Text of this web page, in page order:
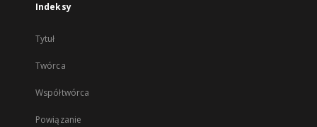
Indeksy
Tytuł
Twórca
Współtwórca
Powiązanie